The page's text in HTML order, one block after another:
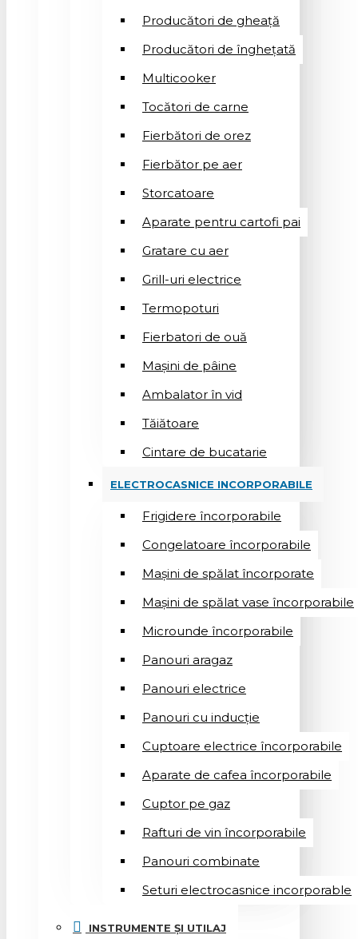
Producători de gheață
Producători de înghețată
Multicooker
Tocători de carne
Fierbători de orez
Fierbător pe aer
Storcatoare
Aparate pentru cartofi pai
Gratare cu aer
Grill-uri electrice
Termopoturi
Fierbatori de ouă
Mașini de pâine
Ambalator în vid
Tăiătoare
Cintare de bucatarie
ELECTROCASNICE INCORPORABILE
Frigidere încorporabile
Congelatoare încorporabile
Mașini de spălat încorporate
Mașini de spălat vase încorporabile
Microunde încorporabile
Panouri aragaz
Panouri electrice
Panouri cu inducție
Cuptoare electrice încorporabile
Aparate de cafea încorporabile
Cuptor pe gaz
Rafturi de vin încorporabile
Panouri combinate
Seturi electrocasnice incorporable
INSTRUMENTE ȘI UTILAJ